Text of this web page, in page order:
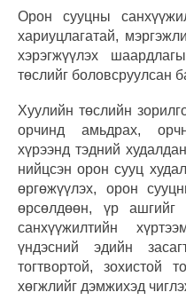
Орон сууцны
хариуцлагатай,
хэрэгжүүлэх
төслийг боловсруулсан
Хуулийн төслийн
орчинд амьдрах,
хүрээнд тэдний
нийцсэн орон сууц
өргөжүүлэх, орон
өрсөлдөөн, үр ашгийг
санхүүжилтийн
үндэсний эдийн
тогтвортой, зохистой
хөгжлийг дэмжихэд